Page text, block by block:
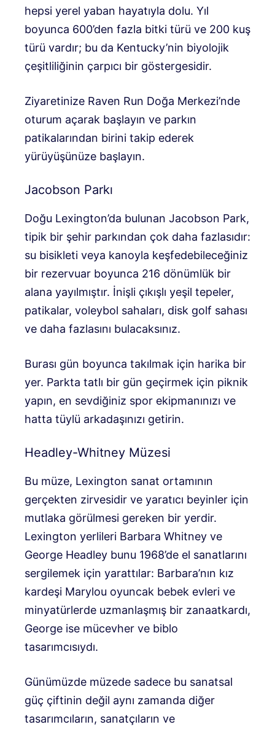
hepsi yerel yaban hayatıyla dolu. Yıl
boyunca 600’den fazla bitki türü ve 200 kuş
türü vardır; bu da Kentucky’nin biyolojik
çeşitliliğinin çarpıcı bir göstergesidir.
Ziyaretinize Raven Run Doğa Merkezi’nde
oturum açarak başlayın ve parkın
patikalarından birini takip ederek
yürüyüşünüze başlayın.
Jacobson Parkı
Doğu Lexington’da bulunan Jacobson Park,
tipik bir şehir parkından çok daha fazlasıdır:
su bisikleti veya kanoyla keşfedebileceğiniz
bir rezervuar boyunca 216 dönümlük bir
alana yayılmıştır. İnişli çıkışlı yeşil tepeler,
patikalar, voleybol sahaları, disk golf sahası
ve daha fazlasını bulacaksınız.
Burası gün boyunca takılmak için harika bir
yer. Parkta tatlı bir gün geçirmek için piknik
yapın, en sevdiğiniz spor ekipmanınızı ve
hatta tüylü arkadaşınızı getirin.
Headley-Whitney Müzesi
Bu müze, Lexington sanat ortamının
gerçekten zirvesidir ve yaratıcı beyinler için
mutlaka görülmesi gereken bir yerdir.
Lexington yerlileri Barbara Whitney ve
George Headley bunu 1968’de el sanatlarını
sergilemek için yarattılar: Barbara’nın kız
kardeşi Marylou oyuncak bebek evleri ve
minyatürlerde uzmanlaşmış bir zanaatkardı,
George ise mücevher ve biblo
tasarımcısıydı.
Günümüzde müzede sadece bu sanatsal
güç çiftinin değil aynı zamanda diğer
tasarımcıların, sanatçıların ve